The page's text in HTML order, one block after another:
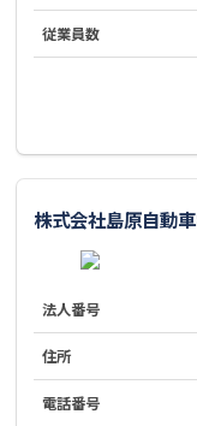
従業員数
株式会社島原自動
法人番号
住所
電話番号